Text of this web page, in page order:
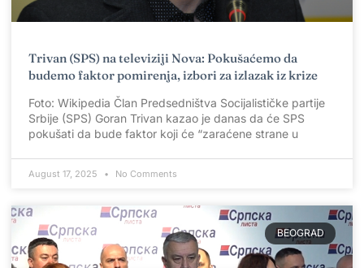
Trivan (SPS) na televiziji Nova: Pokušaćemo da
budemo faktor pomirenja, izbori za izlazak iz krize
Foto: Wikipedia Član Predsedništva Socijalističke partije
Srbije (SPS) Goran Trivan kazao je danas da će SPS
pokušati da bude faktor koji će “zaraćene strane u
August 17, 2025 No Comments
BEOGRAD